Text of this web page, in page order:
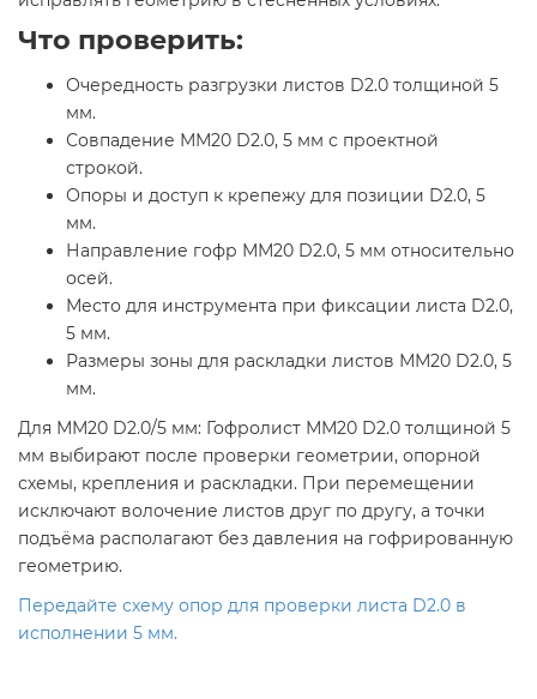
Что проверить:
Очередность разгрузки листов D2.0 толщиной 5
мм.
Совпадение ММ20 D2.0, 5 мм с проектной
строкой.
Опоры и доступ к крепежу для позиции D2.0, 5
мм.
Направление гофр ММ20 D2.0, 5 мм относительно
осей.
Место для инструмента при фиксации листа D2.0,
5 мм.
Размеры зоны для раскладки листов ММ20 D2.0, 5
мм.
Для ММ20 D2.0/5 мм: Гофролист ММ20 D2.0 толщиной 5
мм выбирают после проверки геометрии, опорной
схемы, крепления и раскладки. При перемещении
исключают волочение листов друг по другу, а точки
подъёма располагают без давления на гофрированную
геометрию.
Передайте схему опор для проверки листа D2.0 в
исполнении 5 мм.